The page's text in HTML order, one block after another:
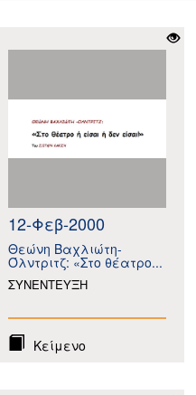
12-Φεβ-2000
Θεώνη Βαχλιώτη-
Όλντριτζ: «Στο θέατρο...
ΣΥΝΕΝΤΕΥΞΗ
Κείμενο